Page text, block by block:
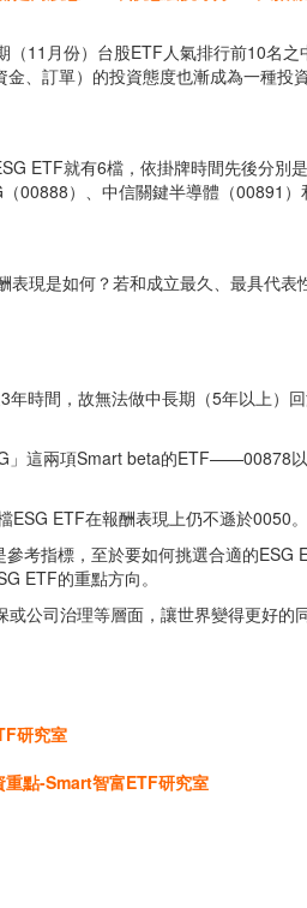
11月份）台股ETF人氣排行前10名
、訂單）的投資態度也漸成為一種投資
ETF就有6檔，依掛牌時間先後分別
）、中信關鍵半導體（00891）
表現是如何？若和成立最久、最具代
時間，故無法做中長期（5年以上）
」這兩項Smart beta的ETF——00878
ETF在報酬表現上仍不遜於0050。
考指標，至於要如何挑選合適的ESG
ETF的重點方向。
公司治理等層面，讓世界變得更好的
研究室
點-Smart智富ETF研究室